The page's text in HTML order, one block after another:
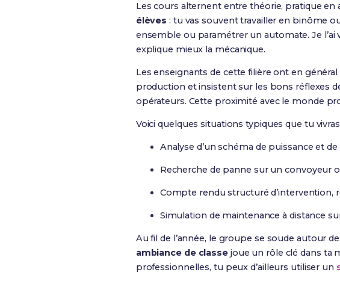
Les cours alternent entre théorie, pratique
élèves : tu vas souvent travailler en binôme
ensemble ou paramétrer un automate. Je l’ai
explique mieux la mécanique.
Les enseignants de cette filière ont en
production et insistent sur les bons réflexes
opérateurs. Cette proximité avec le monde
Voici quelques situations typiques que tu
Analyse d’un schéma de puissance et
Recherche de panne sur un convoyeur
Compte rendu structuré d’intervention,
Simulation de maintenance à distance
Au fil de l’année, le groupe se soude autour
ambiance de classejoue un rôle clé dans ta
professionnelles, tu peux d’ailleurs utiliser un